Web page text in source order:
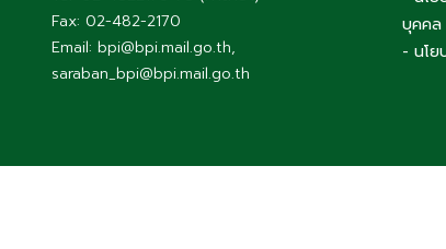
Fax: 02-482-2170
Email: bpi@bpi.mail.go.th,
saraban_bpi@bpi.mail.go.th
บุคคล
- นโ